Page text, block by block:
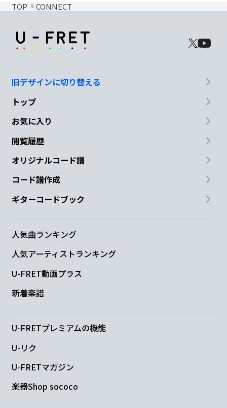
TOP CONNECT
旧デザインに切り替える
トップ
お気に入り
閲覧履歴
オリジナルコード譜
コード譜作成
ギターコードブック
人気曲ランキング
人気アーティストランキング
U-FRET動画プラス
新着楽譜
U-FRETプレミアムの機能
U-リク
U-FRETマガジン
楽器Shop sococo